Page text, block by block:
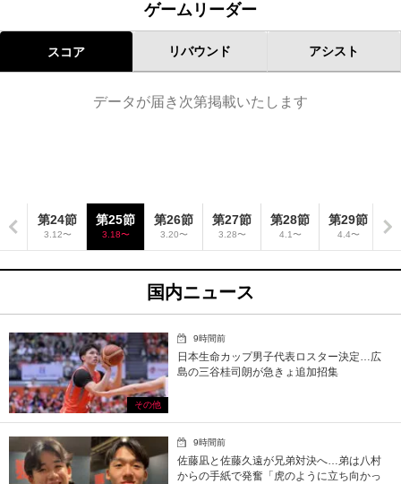
ゲームリーダー
スコア リバウンド アシスト
データが届き次第掲載いたします
節 第24節
3.12〜
第25節
3.18〜
第26節
3.20〜
第27節
3.28〜
第28節
4.1〜
第29節
4.4〜
国内ニュース
その他
9時間前
日本生命カップ男子代表ロスター決定…広
島の三谷桂司朗が急きょ追加招集
9時間前
佐藤凪と佐藤久遠が兄弟対決へ…弟は八村
からの手紙で発奮「虎のように立ち向かっ